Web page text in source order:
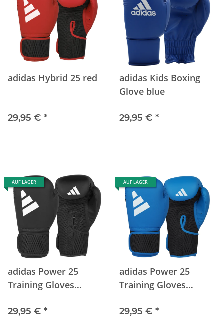
adidas Hybrid 25 red
29,95 € *
adidas Kids Boxing
Glove blue
29,95 € *
AUF LAGER
adidas Power 25
Training Gloves
29,95 € *
AUF LAGER
adidas Power 25
Training Gloves
29,95 € *